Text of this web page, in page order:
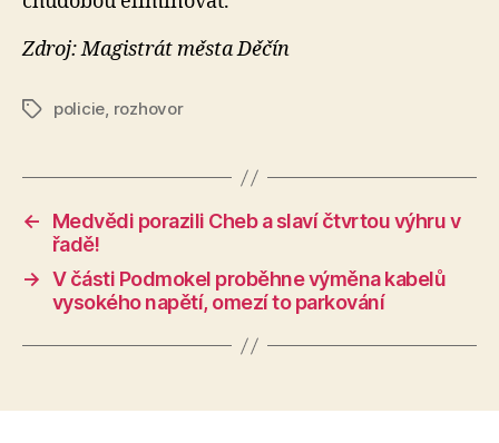
Zdroj: Magistrát města Děčín
Štítkypolicie, rozhovor
←
Medvědi porazili Cheb a slaví čtvrtou výhru v
řadě!
→ V části Podmokel proběhne výměna kabelů
vysokého napětí, omezí to parkování